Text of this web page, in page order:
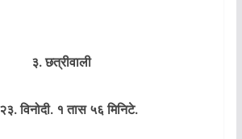
३. छत्रीवाली
विनोदी. १ तास ५६ मिनिटे.